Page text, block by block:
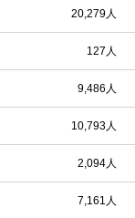
20,279人
127人
9,486人
10,793人
2,094人
7,161人